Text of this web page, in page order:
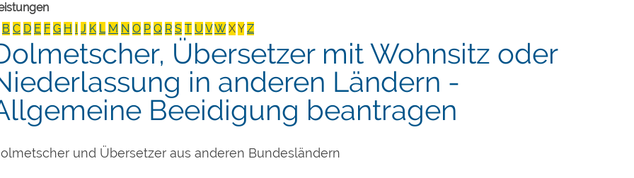
B C D E F G H I J K L M N O P Q R S T U VW XY Z
Übersetzer mit Wohnsitz oder
in anderen Ländern -
Beeidigung beantragen
und Übersetzer aus anderen Bundesländern